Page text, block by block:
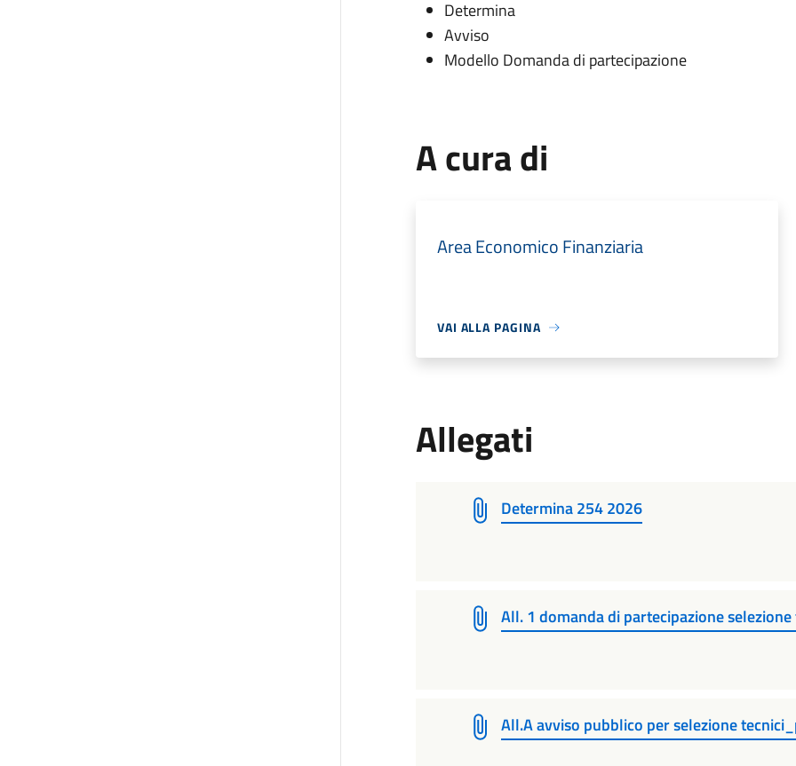
Determina
Avviso
Modello Domanda di partecipazione
A cura di
Area Economico Finanziaria
VAI ALLA PAGINA
Allegati
Determina 254 2026
All. 1 domanda di partecipazione
All.A avviso pubblico per selezione